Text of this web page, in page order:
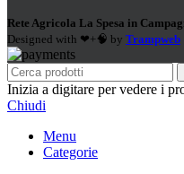
Rete Agricola La Spesa in
Designed with ❤+🧠 by Trampweb
Inizia a digitare per vedere i
Chiudi
Menu
Categorie